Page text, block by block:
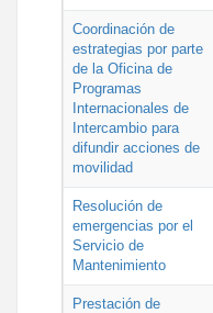
Coordinación de
estrategias por parte
de la Oficina de
Programas
Internacionales de
Intercambio para
difundir acciones de
movilidad
Resolución de
emergencias por el
Servicio de
Mantenimiento
Prestación de